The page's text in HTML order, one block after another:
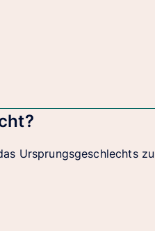
Ursprungsgeschlechts